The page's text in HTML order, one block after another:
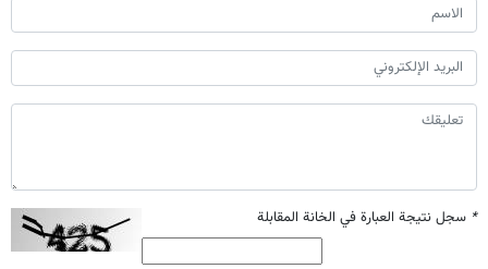
* سجل نتيجة العبارة في الخانة المقابلة